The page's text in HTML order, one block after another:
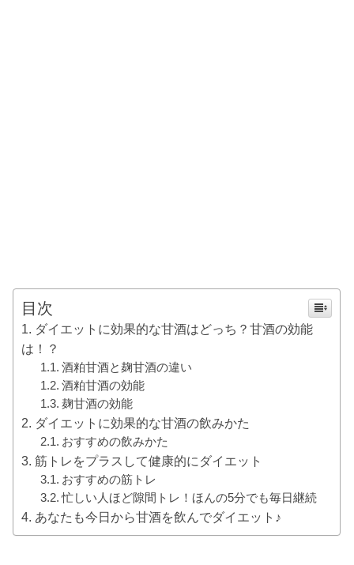
目次
ダイエットに効果的な甘酒はどっち？甘酒の効能
は！？
酒粕甘酒と麹甘酒の違い
酒粕甘酒の効能
麹甘酒の効能
ダイエットに効果的な甘酒の飲みかた
おすすめの飲みかた
筋トレをプラスして健康的にダイエット
おすすめの筋トレ
忙しい人ほど隙間トレ！ほんの5分でも毎日継続
あなたも今日から甘酒を飲んでダイエット♪